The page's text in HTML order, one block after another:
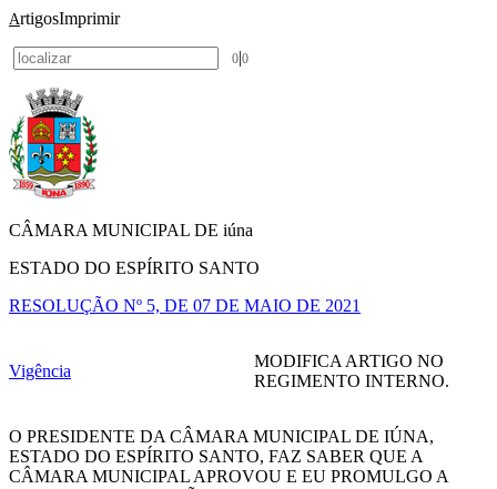
ArtigosImprimir
0|0
CÂMARA MUNICIPAL DE iúna
ESTADO DO ESPÍRITO SANTO
RESOLUÇÃO Nº 5, DE 07 DE MAIO DE 2021
Vigência
MODIFICA ARTIGO NO
REGIMENTO INTERNO.
O PRESIDENTE DA CÂMARA MUNICIPAL DE IÚNA,
ESTADO DO ESPÍRITO SANTO, FAZ SABER QUE A
CÂMARA MUNICIPAL APROVOU E EU PROMULGO A